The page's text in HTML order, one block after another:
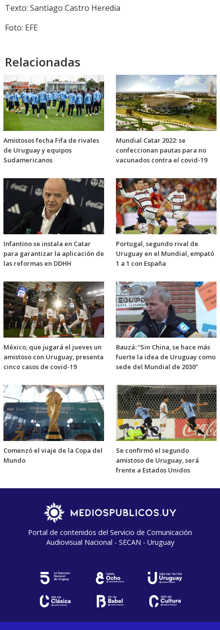
Texto: Santiago Castro Heredia
Foto: EFE
Relacionadas
Amistosos fecha Fifa de rivales
de Uruguay y equipos
Sudamericanos
Mundial Catar 2022: se
confeccionan pautas para no
vacunados contra el covid-19
Infantino se instala en Catar
para garantizar la aplicación de
las reformas en DDHH
Portugal, segundo rival de
Uruguay en el Mundial, empató
1 a 1 con España
México, que jugará el jueves un
amistoso con Uruguay, presenta
cinco casos de covid-19
Bauzá: “Sin China, se hace más
fuerte la idea de Uruguay como
sede del Mundial de 2030”
Comenzó el viaje de la Copa del
Mundo
Se confirmó el segundo
amistoso de Uruguay, será
frente a Estados Unidos
Portal de contenidos del Servicio de Comunicación
Audiovisual Nacional - SECAN - Uruguay